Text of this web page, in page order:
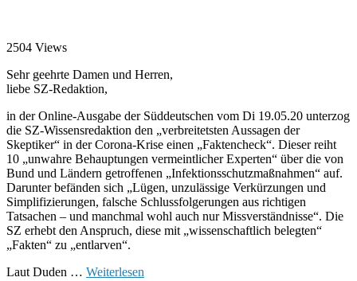
2504 Views
Sehr geehrte Damen und Herren,
liebe SZ-Redaktion,
in der Online-Ausgabe der Süddeutschen vom Di 19.05.20 unterzog
die SZ-Wissensredaktion den „verbreitetsten Aussagen der
Skeptiker“ in der Corona-Krise einen „Faktencheck“. Dieser reiht
10 „unwahre Behauptungen vermeintlicher Experten“ über die von
Bund und Ländern getroffenen „Infektionsschutzmaßnahmen“ auf.
Darunter befänden sich „Lügen, unzulässige Verkürzungen und
Simplifizierungen, falsche Schlussfolgerungen aus richtigen
Tatsachen – und manchmal wohl auch nur Missverständnisse“. Die
SZ erhebt den Anspruch, diese mit „wissenschaftlich belegten“
„Fakten“ zu „entlarven“.
Laut Duden … Weiterlesen